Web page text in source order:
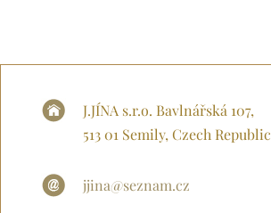
J.JÍNA s.r.o. Bavlnářská 107,
513 01 Semily, Czech Republic
jjina@seznam.cz